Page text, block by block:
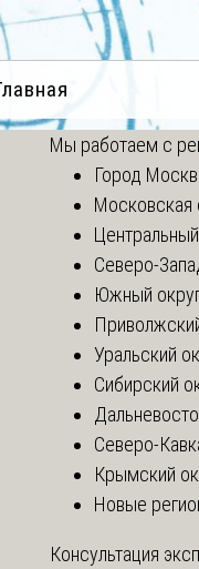
Мы работаем с
Город
Московская
Северо-
Южный
Уральский
Сибирский
Северо-
Крымский
Новые
Консультация